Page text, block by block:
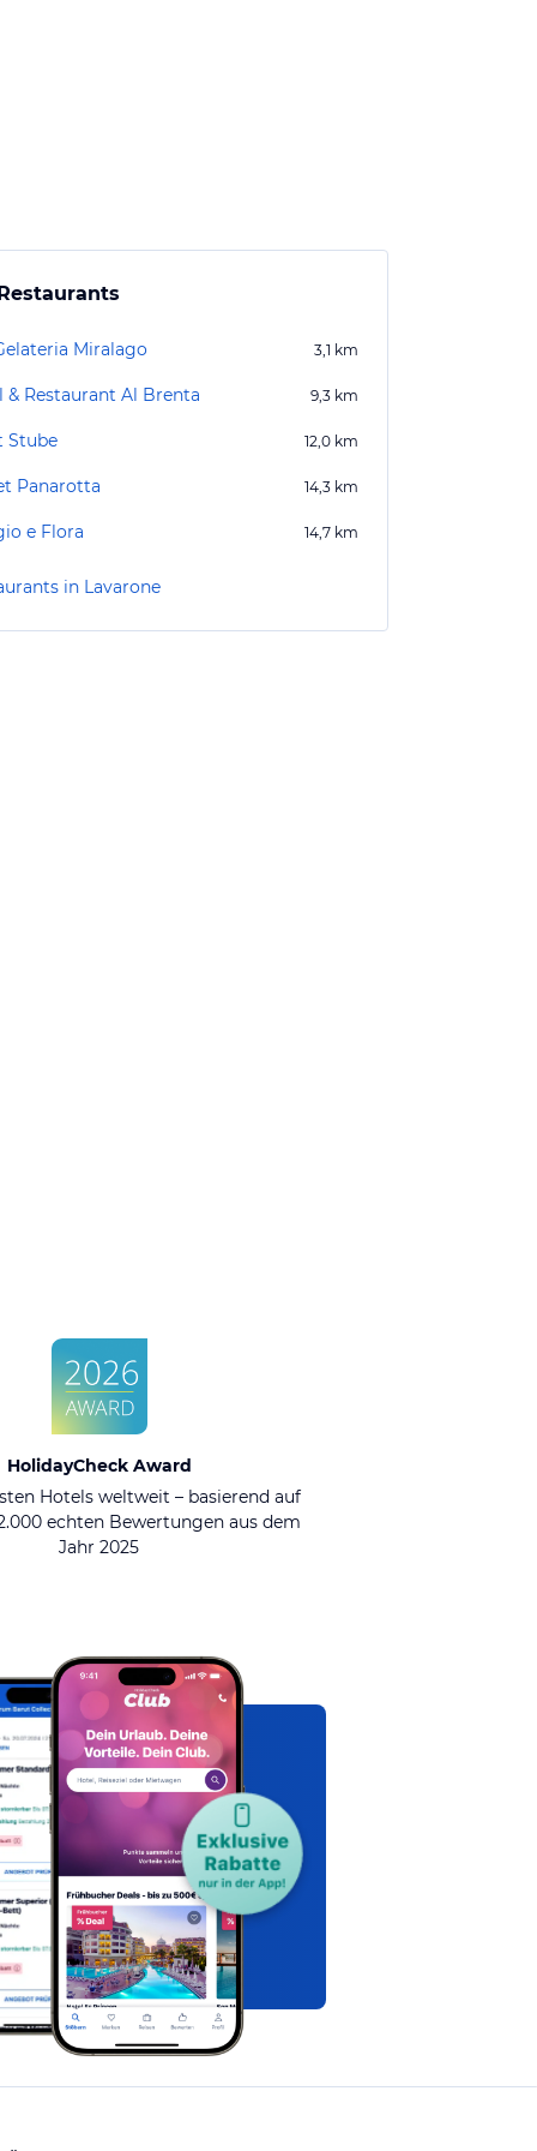
Miralago 3,1 km
& Restaurant Al Brenta 9,3 km
Stube 12,0 km
Panarotta 14,3 km
e Flora 14,7 km
in Lavarone
HolidayCheck Award
Hotels weltweit – basierend auf
echten Bewertungen aus dem
Jahr 2025